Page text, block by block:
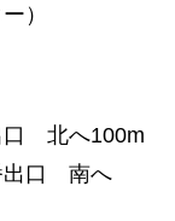
）
北へ100m
口 南へ